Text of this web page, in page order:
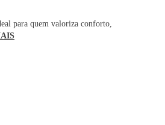
para quem valoriza conforto,